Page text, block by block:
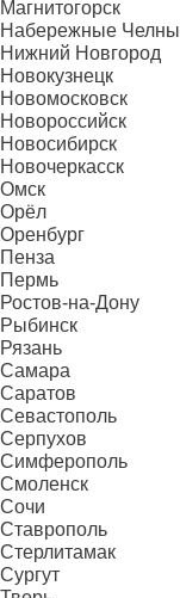
Магнитогорск
Набережные Челны
Нижний Новгород
Новокузнецк
Новомосковск
Новороссийск
Новосибирск
Новочеркасск
Омск
Орёл
Оренбург
Пенза
Пермь
Ростов-на-Дону
Рыбинск
Рязань
Самара
Саратов
Севастополь
Серпухов
Симферополь
Смоленск
Сочи
Ставрополь
Стерлитамак
Сургут